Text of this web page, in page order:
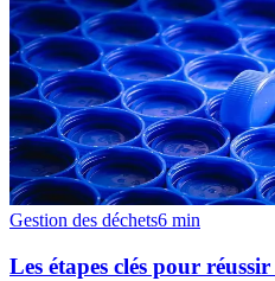
Gestion des déchets6 min
Les étapes clés pour